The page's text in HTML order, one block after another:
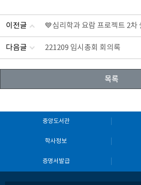
이전글 💙심리학과 요람 프로젝트 2차
다음글 221209 임시총회 회의록
목록
중앙도서관
학사정보
증명서발급